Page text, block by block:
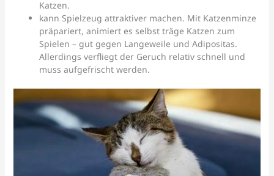
Katzen.
kann Spielzeug attraktiver machen. Mit Katzenminze
präpariert, animiert es selbst träge Katzen zum
Spielen – gut gegen Langeweile und Adipositas.
Allerdings verfliegt der Geruch relativ schnell und
muss aufgefrischt werden.